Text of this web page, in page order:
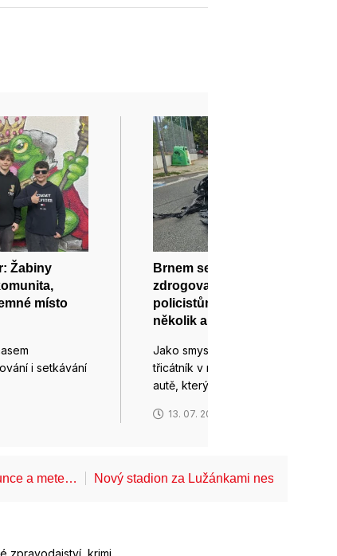
Žabiny
místo
i setkávání
Brnem se proháněl zběsilý
zdrogovaný řidič: ujížděl
policistům a naboural
několik aut
Jako smyslů zbavený si počínal
třicátník v nadupaném luxusním
autě, který…
13. 07. 2026
a mete… Nový stadion za Lužánkami nesmí mít dle